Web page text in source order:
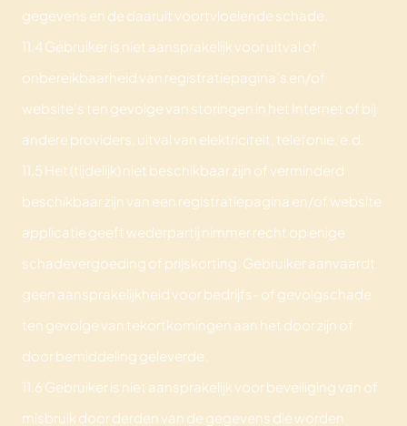
gegevens en de daaruit voortvloeiende schade.
11.4 Gebruiker is niet aansprakelijk voor uitval of
onbereikbaarheid van registratiepagina’s en/of
website’s ten gevolge van storingen in het Internet of bij
andere providers, uitval van elektriciteit, telefonie, e.d.
11.5 Het (tijdelijk) niet beschikbaar zijn of verminderd
beschikbaar zijn van een registratiepagina en/of website
applicatie geeft wederpartij nimmer recht op enige
schadevergoeding of prijskorting. Gebruiker aanvaardt
geen aansprakelijkheid voor bedrijfs- of gevolgschade
ten gevolge van tekortkomingen aan het door zijn of
door bemiddeling geleverde.
11.6 Gebruiker is niet aansprakelijk voor beveiliging van of
misbruik door derden van de gegevens die worden